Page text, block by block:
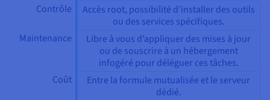
Contrôle
Accès root, possibilité d’installer des outils
ou des services spécifiques.
Maintenance
Libre à vous d’appliquer des mises à jour
ou de souscrire à un hébergement
infogéré pour déléguer ces tâches.
Coût
Entre la formule mutualisée et le serveur
dédié.